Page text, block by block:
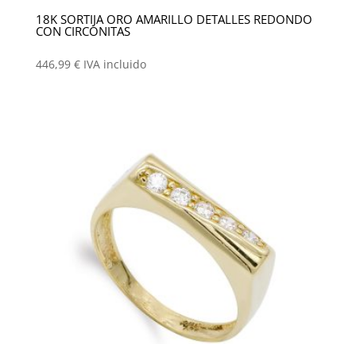
18K SORTIJA ORO AMARILLO DETALLES REDONDO
CON CIRCONITAS
446,99 € IVA incluido